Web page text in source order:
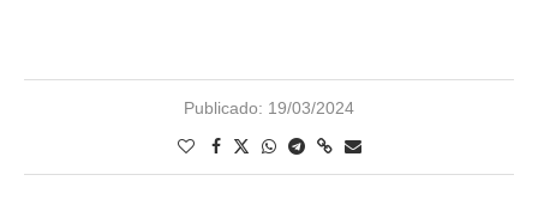
Publicado: 19/03/2024